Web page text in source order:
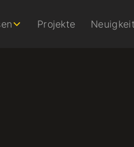
Projekte